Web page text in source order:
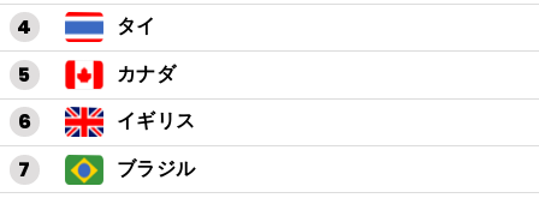
タイ
カナダ
イギリス
ブラジル